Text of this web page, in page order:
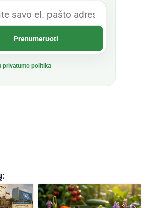
privatumo politika